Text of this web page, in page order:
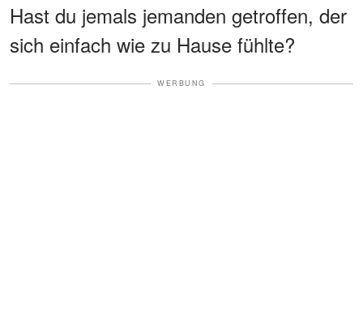
Hast du jemals jemanden getroffen, der
sich einfach wie zu Hause fühlte?
WERBUNG